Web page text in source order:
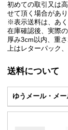
初めての取引又は
せて頂く場合があ
※表示送料は、あく
在庫確認後、実際
厚み3cm以内、重
上はレターパック
送料について
ゆうメール・メ